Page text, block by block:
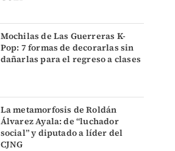
Mochilas de Las Guerreras K-
Pop: 7 formas de decorarlas sin
dañarlas para el regreso a clases
La metamorfosis de Roldán
Álvarez Ayala: de “luchador
social” y diputado a líder del
CJNG